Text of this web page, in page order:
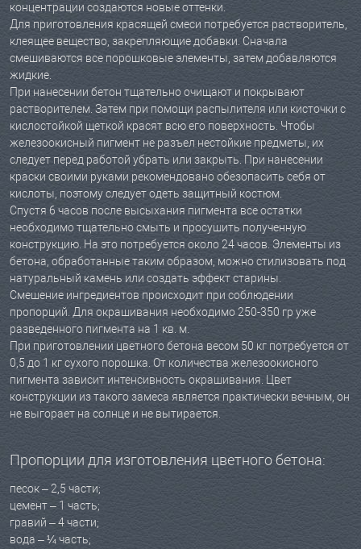
концентрации создаются новые оттенки.
Для приготовления красящей смеси потребуется растворитель,
клеящее вещество, закрепляющие добавки. Сначала
смешиваются все порошковые элементы, затем добавляются
жидкие.
При нанесении бетон тщательно очищают и покрывают
растворителем. Затем при помощи распылителя или кисточки с
кислостойкой щеткой красят всю его поверхность. Чтобы
железоокисный пигмент не разъел нестойкие предметы, их
следует перед работой убрать или закрыть. При нанесении
краски своими руками рекомендовано обезопасить себя от
кислоты, поэтому следует одеть защитный костюм.
Спустя 6 часов после высыхания пигмента все остатки
необходимо тщательно смыть и просушить полученную
конструкцию. На это потребуется около 24 часов. Элементы из
бетона, обработанные таким образом, можно стилизовать под
натуральный камень или создать эффект старины.
Смешение ингредиентов происходит при соблюдении
пропорций. Для окрашивания необходимо 250-350 гр уже
разведенного пигмента на 1 кв. м.
При приготовлении цветного бетона весом 50 кг потребуется от
0,5 до 1 кг сухого порошка. От количества железоокисного
пигмента зависит интенсивность окрашивания. Цвет
конструкции из такого замеса является практически вечным, он
не выгорает на солнце и не вытирается.
Пропорции для изготовления цветного бетона:
песок – 2,5 части;
цемент – 1 часть;
гравий – 4 части;
вода – ¼ часть;